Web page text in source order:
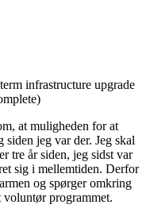
infrastructure upgrade
at muligheden for at
jeg var der. Jeg skal
tre år siden, jeg sidst var
sig i mellemtiden. Derfor
og spørger omkring
programmet.